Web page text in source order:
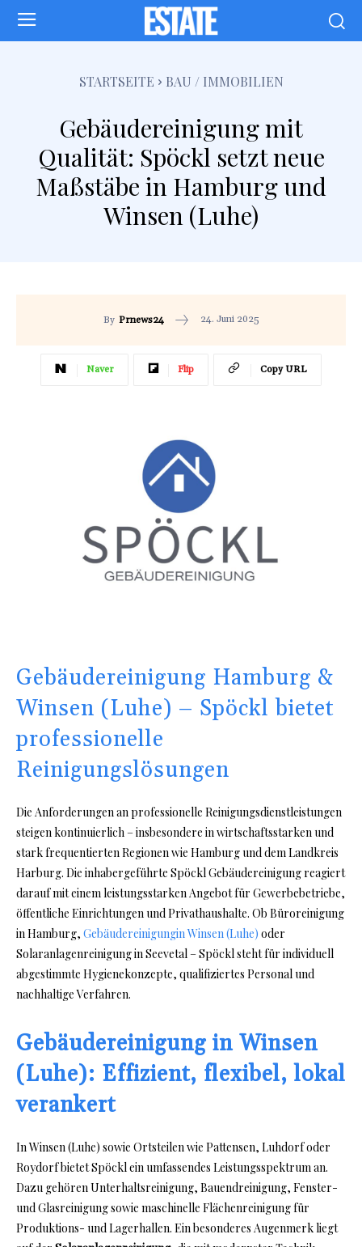
STARTSEITE BAU / IMMOBILIEN
Gebäudereinigung mit
Qualität: Spöckl setzt neue
Maßstäbe in Hamburg und
Winsen (Luhe)
By Prnews24 24. Juni 2025
Naver Flip Copy URL
Gebäudereinigung Hamburg &
Winsen (Luhe) – Spöckl bietet
professionelle
Reinigungslösungen
Die Anforderungen an professionelle Reinigungsdienstleistungen
steigen kontinuierlich – insbesondere in wirtschaftsstarken und
stark frequentierten Regionen wie Hamburg und dem Landkreis
Harburg. Die inhabergeführte Spöckl Gebäudereinigung reagiert
darauf mit einem leistungsstarken Angebot für Gewerbebetriebe,
öffentliche Einrichtungen und Privathaushalte. Ob Büroreinigung
in Hamburg, Gebäudereinigungin Winsen (Luhe) oder
Solaranlagenreinigung in Seevetal – Spöckl steht für individuell
abgestimmte Hygienekonzepte, qualifiziertes Personal und
nachhaltige Verfahren.
Gebäudereinigung in Winsen
(Luhe): Effizient, flexibel, lokal
verankert
In Winsen (Luhe) sowie Ortsteilen wie Pattensen, Luhdorf oder
Roydorf bietet Spöckl ein umfassendes Leistungsspektrum an.
Dazu gehören Unterhaltsreinigung, Bauendreinigung, Fenster-
und Glasreinigung sowie maschinelle Flächenreinigung für
Produktions- und Lagerhallen. Ein besonderes Augenmerk liegt